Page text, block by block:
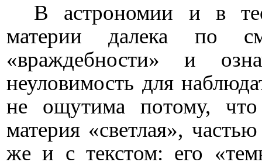
В астрономии и в
материи далека по
«враждебности» и
неуловимость для
не ощутима потому,
материя «светлая»,
же и с текстом: его